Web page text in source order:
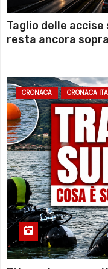
Taglio delle
resta ancora
CRONACA CRONACA